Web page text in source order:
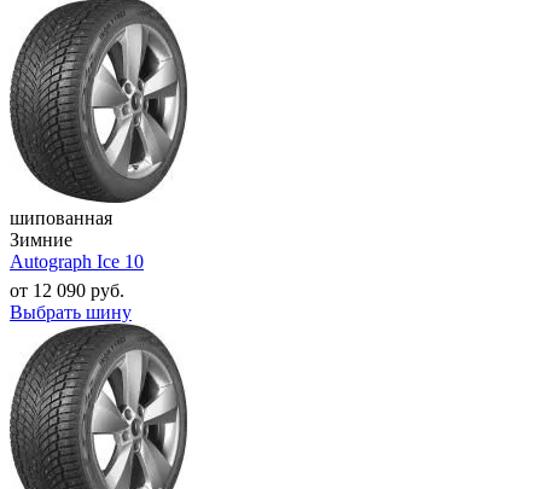
шипованная
Зимние
Autograph Ice 10
от 12 090 руб.
Выбрать шину